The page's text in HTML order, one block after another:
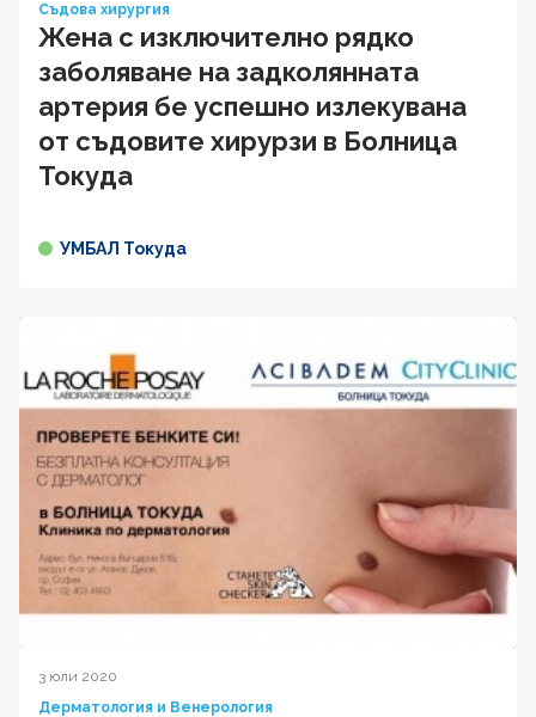
Съдова хирургия
Жена с изключително рядко
заболяване на задколянната
артерия бе успешно излекувана
от съдовите хирурзи в Болница
Токуда
УМБАЛ Токуда
3 юли 2020
Дерматология и Венерология